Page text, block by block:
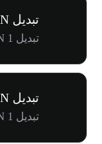
تبدیل IRENON به MXN
تبدیل 1 IRENON به Mex$703.04
تبدیل IRENON به ZAR
تبدیل 1 IRENON به R662.68